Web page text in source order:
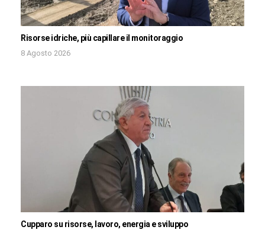
Risorse idriche, più capillare il monitoraggio
8 Agosto 2026
Cupparo su risorse, lavoro, energia e sviluppo